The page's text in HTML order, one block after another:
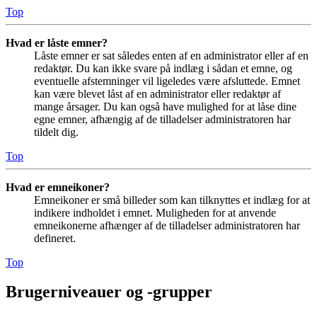
Top
Hvad er låste emner?
Låste emner er sat således enten af en administrator eller af en
redaktør. Du kan ikke svare på indlæg i sådan et emne, og
eventuelle afstemninger vil ligeledes være afsluttede. Emnet
kan være blevet låst af en administrator eller redaktør af
mange årsager. Du kan også have mulighed for at låse dine
egne emner, afhængig af de tilladelser administratoren har
tildelt dig.
Top
Hvad er emneikoner?
Emneikoner er små billeder som kan tilknyttes et indlæg for at
indikere indholdet i emnet. Muligheden for at anvende
emneikonerne afhænger af de tilladelser administratoren har
defineret.
Top
Brugerniveauer og -grupper